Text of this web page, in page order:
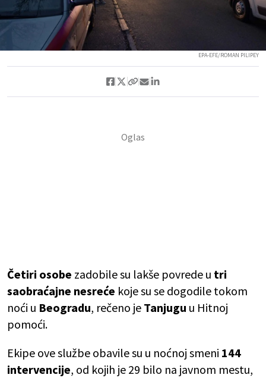
EPA-EFE/ROMAN PILIPEY
Četiri osobe zadobile su lakše povrede u tri
saobraćajne nesreće koje su se dogodile tokom
noći u Beogradu, rečeno je Tanjugu u Hitnoj
pomoći.
Ekipe ove službe obavile su u noćnoj smeni 144
intervencije, od kojih je 29 bilo na javnom mestu,